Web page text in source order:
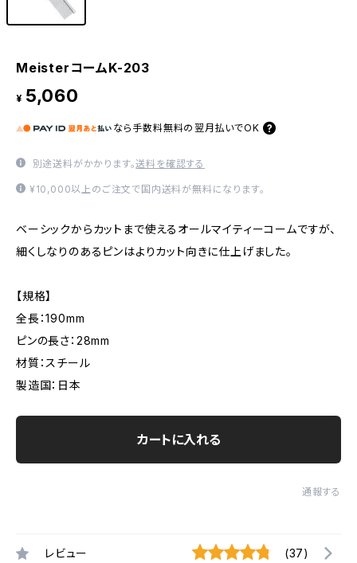
MeisterコームK-203
¥ 5,060
なら 手数料無料の 翌月払いでOK
別途送料がかかります。送料を確認する
¥10,000以上のご注文で国内送料が無料になります。
ベーシックからカットまで使えるオールマイティーコームですが、
細くしなりのあるピンはよりカット向きに仕上げました。
【規格】
全長：190mm
ピンの長さ：28mm
材質：スチール
製造国：日本
カートに入れる
通報する
レビュー (37)